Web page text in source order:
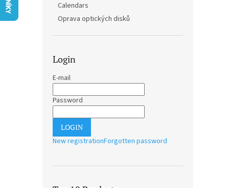
Calendars
Oprava optických disků
Login
E-mail
Password
LOGIN
New registrationForgotten password